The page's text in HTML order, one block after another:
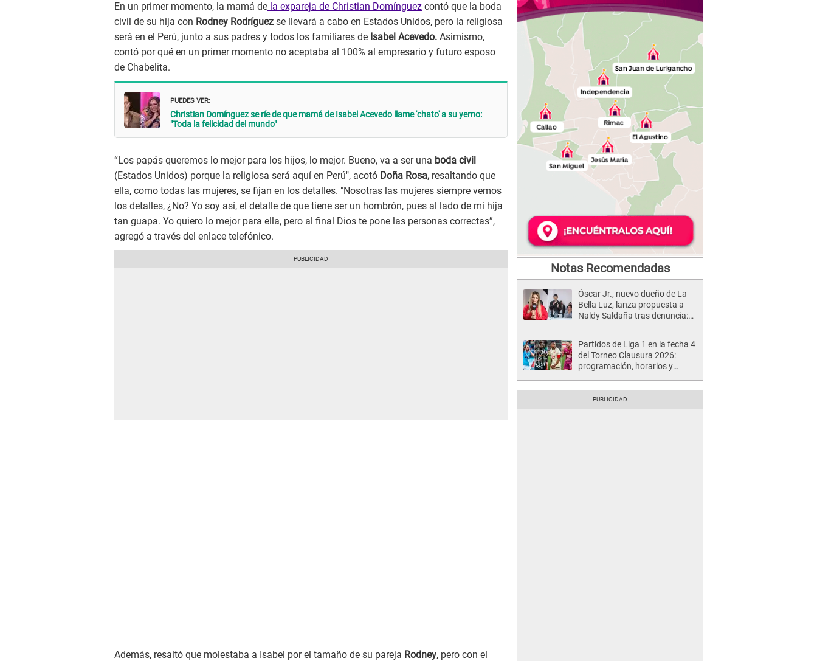
En un primer momento, la mamá de la expareja de Christian Domínguez contó que la boda
civil de su hija con Rodney Rodríguez se llevará a cabo en Estados Unidos, pero la religiosa
será en el Perú, junto a sus padres y todos los familiares de Isabel Acevedo. Asimismo,
contó por qué en un primer momento no aceptaba al 100% al empresario y futuro esposo
de Chabelita.
PUEDES VER:
Christian Domínguez se ríe de que mamá de Isabel Acevedo llame 'chato' a su yerno:
"Toda la felicidad del mundo"
“Los papás queremos lo mejor para los hijos, lo mejor. Bueno, va a ser una boda civil
(Estados Unidos) porque la religiosa será aquí en Perú", acotó Doña Rosa, resaltando que
ella, como todas las mujeres, se fijan en los detalles. "Nosotras las mujeres siempre vemos
los detalles, ¿No? Yo soy así, el detalle de que tiene ser un hombrón, pues al lado de mi hija
tan guapa. Yo quiero lo mejor para ella, pero al final Dios te pone las personas correctas”,
agregó a través del enlace telefónico.
Además, resaltó que molestaba a Isabel por el tamaño de su pareja Rodney, pero con el
Notas Recomendadas
Óscar Jr., nuevo dueño de La
Bella Luz, lanza propuesta a
Naldy Saldaña tras denuncia:
Partidos de Liga 1 en la fecha 4
del Torneo Clausura 2026:
programación, horarios y